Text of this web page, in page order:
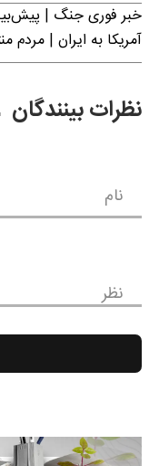
خبر فوری جنگ |
آمریکا به ایران | مردم
نظرات بینندگان
نام
نظر